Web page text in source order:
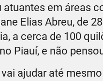
em áreas
Elias Abreu, de
a cerca de 100
Piauí, e não
ajudar até